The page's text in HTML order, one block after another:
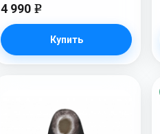
4 990 e
Купить